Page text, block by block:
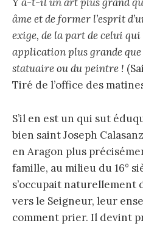
Y a-t-il un art plus grand
âme et de former l’esprit
exige, de la part de celui
application plus grande que
statuaire ou du peintre !
Tiré de l’office des
S’il en est un qui sut
bien saint Joseph
en Aragon plus
famille, au milieu du 16°
s’occupait naturellement
vers le Seigneur, leur
comment prier. Il devint